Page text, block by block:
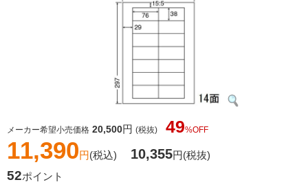
メーカー希望小売価格 20,500円 (税抜) 49%OFF
11,390円(税込) 10,355円(税抜)
52ポイント